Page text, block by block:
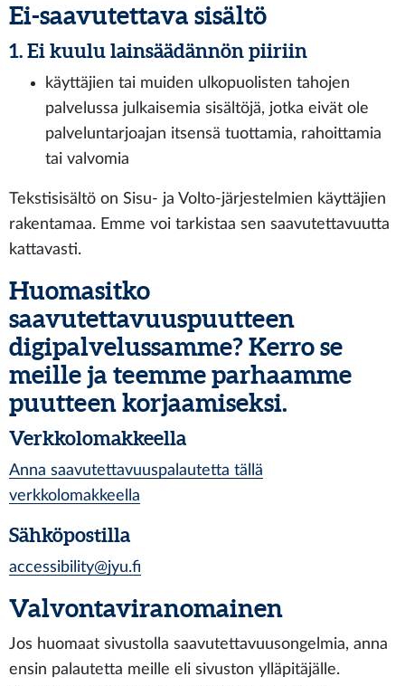
Ei-saavutettava sisältö
1. Ei kuulu lainsäädännön piiriin
käyttäjien tai muiden ulkopuolisten tahojen
palvelussa julkaisemia sisältöjä, jotka eivät ole
palveluntarjoajan itsensä tuottamia, rahoittamia
tai valvomia
Tekstisisältö on Sisu- ja Volto-järjestelmien käyttäjien
rakentamaa. Emme voi tarkistaa sen saavutettavuutta
kattavasti.
Huomasitko
saavutettavuuspuutteen
digipalvelussamme? Kerro se
meille ja teemme parhaamme
puutteen korjaamiseksi.
Verkkolomakkeella
Anna saavutettavuuspalautetta tällä
verkkolomakkeella
Sähköpostilla
accessibility@jyu.fi
Valvontaviranomainen
Jos huomaat sivustolla saavutettavuusongelmia, anna
ensin palautetta meille eli sivuston ylläpitäjälle.